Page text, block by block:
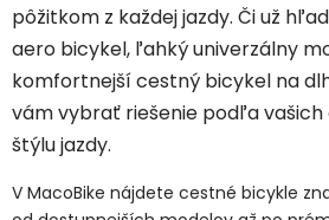
pôžitkom z každej jazdy. Či už
aero bicykel, ľahký univerzálny
komfortnejší cestný bicykel na
vám vybrať riešenie podľa
štýlu jazdy.
V MacoBike nájdete cestné bicykle